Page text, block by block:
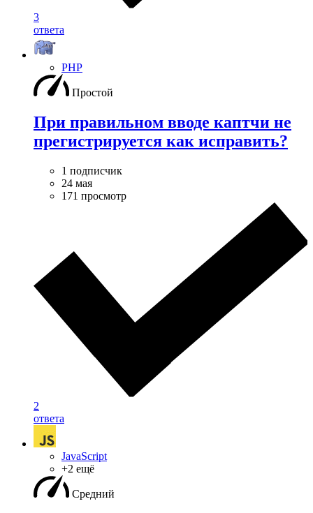
3
ответа
PHP
Простой
При правильном вводе каптчи не
прегистрируется как исправить?
1 подписчик
24 мая
171 просмотр
2
ответа
JavaScript
+2 ещё
Средний